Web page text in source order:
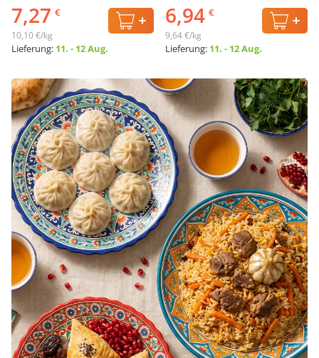
7,27 €
10,10 €/kg
Lieferung: 11. - 12 Aug.
6,94 €
9,64 €/kg
Lieferung: 11. - 12 Aug.